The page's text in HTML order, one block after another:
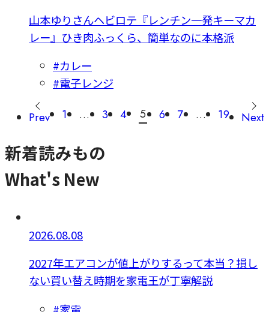
山本ゆりさんヘビロテ『レンチン一発キーマカ
レー』ひき肉ふっくら、簡単なのに本格派
#カレー
#電子レンジ
Prev 1 … 3 4 5 6 7 … 19 Next
新着読みもの
What's New
2026.08.08
2027年エアコンが値上がりするって本当？損し
ない買い替え時期を家電王が丁寧解説
#家電